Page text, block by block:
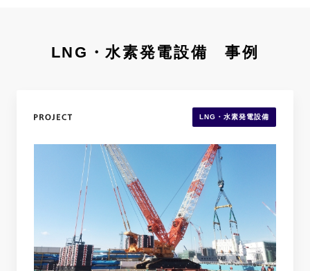
LNG・水素発電設備 事例
LNG・水素発電設備